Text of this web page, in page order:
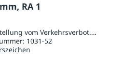
RA 1
vom Verkehrsverbot. Grüne
1031-52